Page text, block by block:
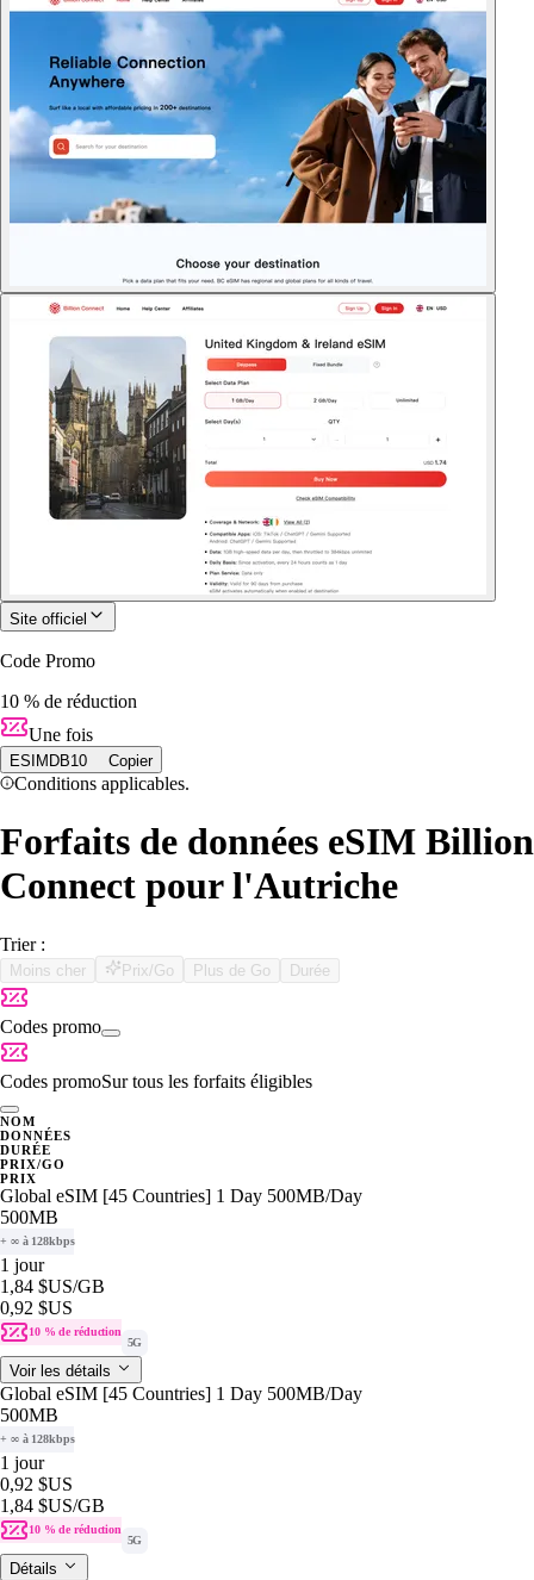
Site officiel
Code Promo
10 % de réduction
Une fois
ESIMDB10 Copier
Conditions applicables.
Forfaits de données eSIM Billion
Connect pour l'Autriche
Trier :
Moins cher Prix/Go Plus de Go Durée
Codes promo
Codes promoSur tous les forfaits éligibles
NOM
DONNÉES
DURÉE
PRIX/GO
PRIX
Global eSIM [45 Countries] 1 Day 500MB/Day
500MB
+ ∞ à 128kbps
1 jour
1,84 $US/GB
0,92 $US
10 % de réduction
5G
Voir les détails
Global eSIM [45 Countries] 1 Day 500MB/Day
500MB
+ ∞ à 128kbps
1 jour
0,92 $US
1,84 $US/GB
10 % de réduction
5G
Détails